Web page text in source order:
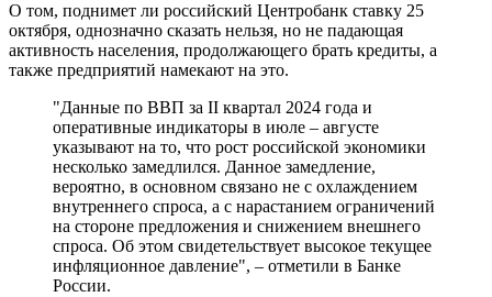
О том, поднимет ли российский Центробанк ставку 25
октября, однозначно сказать нельзя, но не падающая
активность населения, продолжающего брать кредиты, а
также предприятий намекают на это.
"Данные по ВВП за II квартал 2024 года и
оперативные индикаторы в июле – августе
указывают на то, что рост российской экономики
несколько замедлился. Данное замедление,
вероятно, в основном связано не с охлаждением
внутреннего спроса, а с нарастанием ограничений
на стороне предложения и снижением внешнего
спроса. Об этом свидетельствует высокое текущее
инфляционное давление", – отметили в Банке
России.